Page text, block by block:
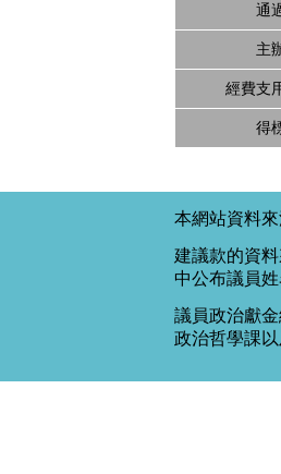
通
主
經費支
得
本網站資料來
建議款的資料
中公布議員
議員政治獻
政治哲學課